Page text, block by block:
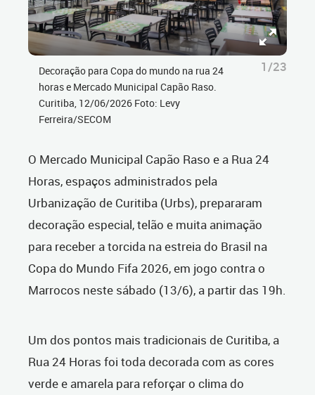
Decoração para Copa do mundo na rua 24
horas e Mercado Municipal Capão Raso.
Curitiba, 12/06/2026 Foto: Levy
Ferreira/SECOM
1/23
O Mercado Municipal Capão Raso e a Rua 24
Horas, espaços administrados pela
Urbanização de Curitiba (Urbs), prepararam
decoração especial, telão e muita animação
para receber a torcida na estreia do Brasil na
Copa do Mundo Fifa 2026, em jogo contra o
Marrocos neste sábado (13/6), a partir das 19h.
Um dos pontos mais tradicionais de Curitiba, a
Rua 24 Horas foi toda decorada com as cores
verde e amarela para reforçar o clima do